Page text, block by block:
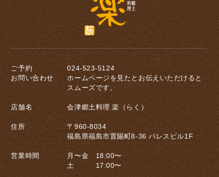
ご予約
お問い合わせ
024-523-5124
ホームページを見たとお伝えいただけると
スムーズです。
店舗名 会津郷土料理 楽（らく）
住所
〒960-8034
福島県福島市置賜町8-36 パレスビル1F
営業時間
月〜金 18:00〜
土 17:00〜